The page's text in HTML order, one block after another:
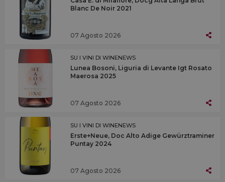
Blanc De Noir 2021
07 Agosto 2026
SU I VINI DI WINENEWS
Lunea Bosoni, Liguria di Levante Igt Rosato
Maerosa 2025
07 Agosto 2026
SU I VINI DI WINENEWS
Erste+Neue, Doc Alto Adige Gewürztraminer
Puntay 2024
07 Agosto 2026